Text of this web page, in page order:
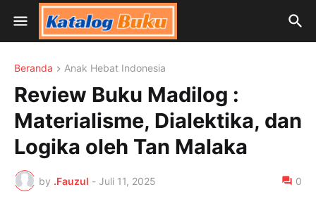
Beranda Anak Hebat Indonesia
Review Buku Madilog :
Materialisme, Dialektika, dan
Logika oleh Tan Malaka
by .Fauzul - Juli 11, 2025 0